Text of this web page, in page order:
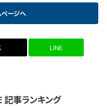
ージへ
LINE
事ランキング